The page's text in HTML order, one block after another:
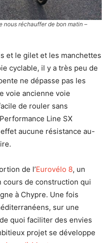
nous réchauffer de bon matin –
et le gilet et les manchettes
cyclable, il y a très peu de
ne dépasse pas les
voie ancienne voie
de rouler sans
Line SX
aucune résistance au-
de l’Eurovélo 8, un
de construction qui
à Chypre. Une fois
sur une
quoi faciliter des envies
projet se développe